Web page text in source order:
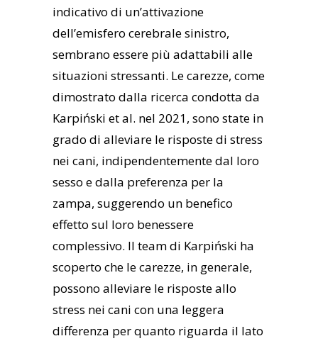
indicativo di un’attivazione
dell’emisfero cerebrale sinistro,
sembrano essere più adattabili alle
situazioni stressanti. Le carezze, come
dimostrato dalla ricerca condotta da
Karpiński et al. nel 2021, sono state in
grado di alleviare le risposte di stress
nei cani, indipendentemente dal loro
sesso e dalla preferenza per la
zampa, suggerendo un benefico
effetto sul loro benessere
complessivo. Il team di Karpiński ha
scoperto che le carezze, in generale,
possono alleviare le risposte allo
stress nei cani con una leggera
differenza per quanto riguarda il lato